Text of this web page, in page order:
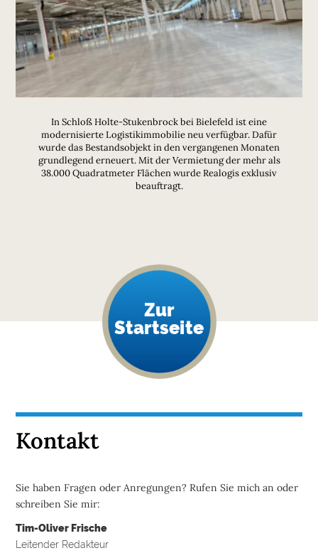
In Schloß Holte-Stukenbrock bei Bielefeld ist eine
modernisierte Logistikimmobilie neu verfügbar. Dafür
wurde das Bestandsobjekt in den vergangenen Monaten
grundlegend erneuert. Mit der Vermietung der mehr als
38.000 Quadratmeter Flächen wurde Realogis exklusiv
beauftragt.
Zur
Startseite
Kontakt
Sie haben Fragen oder Anregungen? Rufen Sie mich an oder
schreiben Sie mir:
Tim-Oliver Frische
Leitender Redakteur